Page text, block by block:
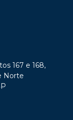
167 e 168,
Norte